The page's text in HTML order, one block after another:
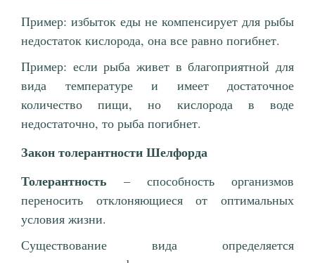
Пример: избыток еды не компенсирует для рыбы
недостаток кислорода, она все равно погибнет.
Пример: если рыба живет в благоприятной для
вида температуре и имеет достаточное
количество пищи, но кислорода в воде
недостаточно, то рыба погибнет.
Закон толерантности Шелфорда
Толерантность – способность организмов
переносить отклоняющиеся от оптимальных
условия жизни.
Существование вида определяется